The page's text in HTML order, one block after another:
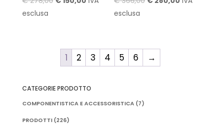
€ 278,00.€ 150,00.
esclusa
€ 366,00.
esclusa
1 2 3 4 5 6 →
CATEGORIE PRODOTTO
COMPONENTISTICA E ACCESSORISTICA (7)
PRODOTTI (226)